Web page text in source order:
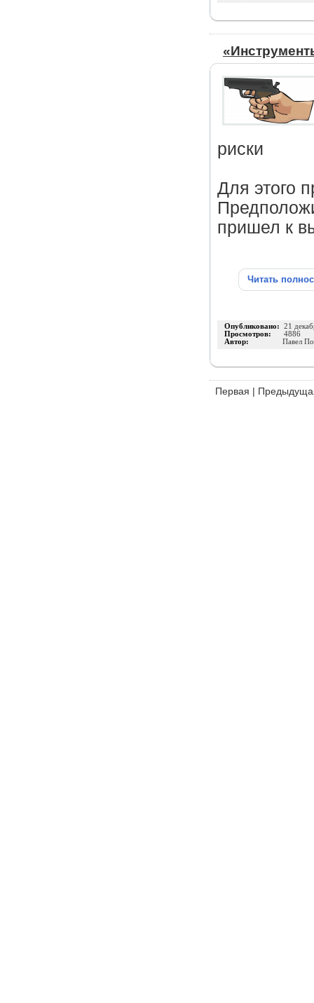
риски
Для этого
пришел к
Читать
Опубликовано: 21
Просмотров: 4886
Автор: Павел
Первая |